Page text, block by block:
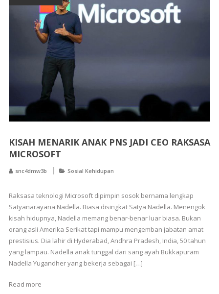
KISAH MENARIK ANAK PNS JADI CEO RAKSASA
MICROSOFT
snc4dmw3b Sosial Kehidupan
Raksasa teknologi Microsoft dipimpin sosok bernama lengkap
Satyanarayana Nadella. Biasa disingkat Satya Nadella. Menengok
kisah hidupnya, Nadella memang benar-benar luar biasa. Bukan
orang asli Amerika Serikat tapi mampu mengemban jabatan amat
prestisius. Dia lahir di Hyderabad, Andhra Pradesh, India, 50 tahun
yang lampau. Nadella anak tunggal dari sang ayah Bukkapuram
Nadella Yugandher yang bekerja sebagai […]
Read more